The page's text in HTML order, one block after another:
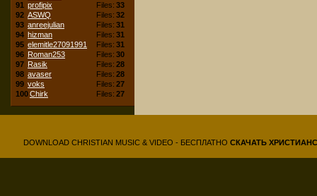
91 profipix Files: 33
92 ASWQ Files: 32
93 anreejulian Files: 31
94 hizman Files: 31
95 elemitle27091991 Files: 31
96 Roman253 Files: 30
97 Rasik Files: 28
98 avaser Files: 28
99 voks Files: 27
100Chirk Files: 27
DOWNLOAD CHRISTIAN MUSIC & VIDEO - БЕСПЛАТНО СКАЧАТЬ